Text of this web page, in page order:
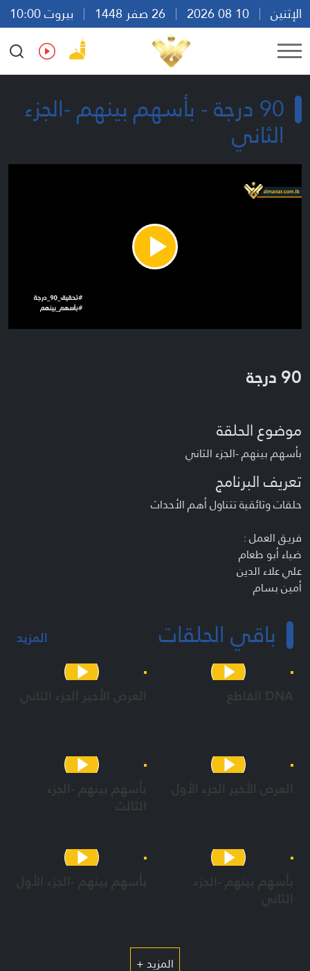
الإثنين
بيروت 10:00
Ar
En Fr Es
90 درجة - بأسهم بينهم -الجزء
الثاني
Play
Video
90 درجة
موضوع الحلقة
بأسهم بينهم -الجزء الثاني
تعريف البرنامج
حلقات وثائقية تتناول أهم الأحداث
فريـق العمل :
ضياء أبو طعام
علي علاء الدين
أمين بسام
باقي الحلقات المزيد
DNA القاطع العرض الأخير الجزء الثاني
العرض الأخير الجزء الأول بأسهم بينهم -الجزء
الثالث
بأسهم بينهم -الجزء
الثاني
بأسهم بينهم -الجزء الأول
المزيد +